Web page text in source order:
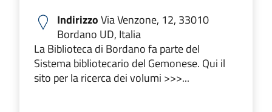
IndirizzoVia Venzone, 12, 33010
Bordano UD, Italia
La Biblioteca di Bordano fa parte del
Sistema bibliotecario del Gemonese. Qui il
sito per la ricerca dei volumi >>>...